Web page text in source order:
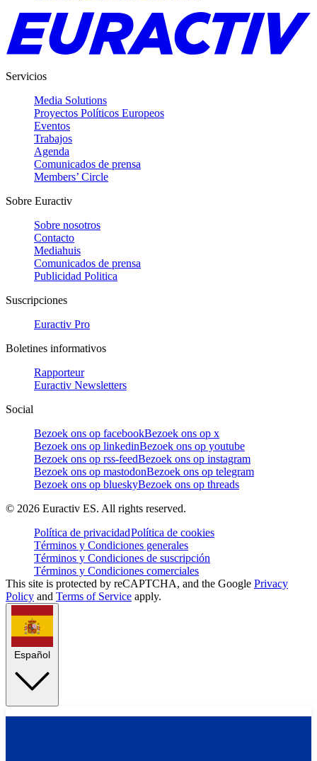
Servicios
Media Solutions
Proyectos Políticos Europeos
Eventos
Trabajos
Agenda
Comunicados de prensa
Members’ Circle
Sobre Euractiv
Sobre nosotros
Contacto
Mediahuis
Comunicados de prensa
Publicidad Politica
Suscripciones
Euractiv Pro
Boletines informativos
Rapporteur
Euractiv Newsletters
Social
Bezoek ons op facebookBezoek ons op x
Bezoek ons op linkedinBezoek ons op youtube
Bezoek ons op rss-feedBezoek ons op instagram
Bezoek ons op mastodonBezoek ons op telegram
Bezoek ons op blueskyBezoek ons op threads
© 2026 Euractiv ES. All rights reserved.
Política de privacidadPolítica de cookies
Términos y Condiciones generales
Términos y Condiciones de suscripción
Términos y Condiciones comerciales
This site is protected by reCAPTCHA, and the Google Privacy
Policy and Terms of Service apply.
Español